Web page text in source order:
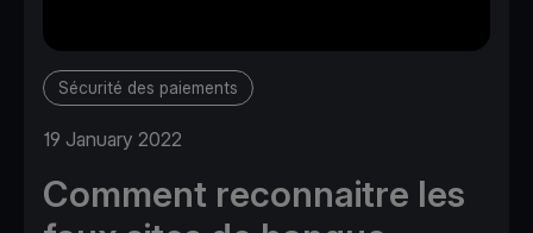
Sécurité des paiements
19 January 2022
Comment reconnaitre les